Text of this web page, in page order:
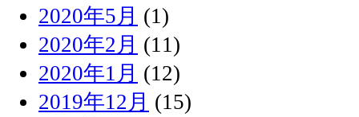
2020年5月 (1)
2020年2月 (11)
2020年1月 (12)
2019年12月 (15)